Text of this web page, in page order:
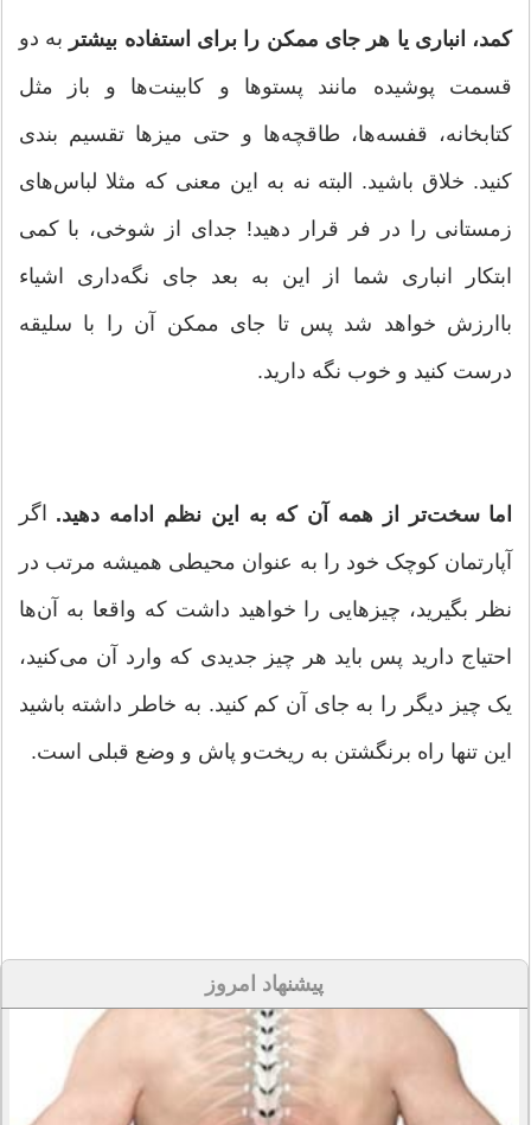
کمد، انباری یا هر جای ممکن را برای استفاده بیشتر به دو
قسمت ‌پوشیده مانند پستوها و کابینت‌ها و باز مثل
کتابخانه، قفسه‌ها، طاقچه‌ها و حتی میزها تقسیم بندی
کنید. خلاق باشید. البته نه به این معنی که مثلا لباس‌های
زمستانی‌ را در فر قرار دهید! جدای از شوخی، با کمی
ابتکار انباری شما از این به بعد جای نگه‌داری اشیاء
باارزش خواهد شد پس تا جای ممکن آن را با سلیقه
درست کنید و خوب نگه دارید.‌
اما سخت‌تر از همه آن که به این نظم ادامه دهید. اگر
آپارتمان کوچک خود را به عنوان محیطی همیشه مرتب در
نظر بگیرید، چیزهایی را خواهید داشت که واقعا به آن‌ها
احتیاج دارید پس باید هر چیز جدیدی که وارد آن می‌کنید،
یک چیز دیگر را به جای آن کم کنید. به خاطر داشته باشید
این تنها راه برنگشتن به ریخت‌و پاش و وضع قبلی است.
پیشنهاد امروز